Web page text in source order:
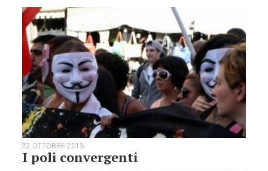
22 OTTOBRE 2013
I poli convergenti